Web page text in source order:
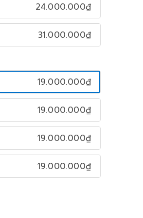
24.000.000₫
31.000.000₫
19.000.000₫
19.000.000₫
19.000.000₫
19.000.000₫